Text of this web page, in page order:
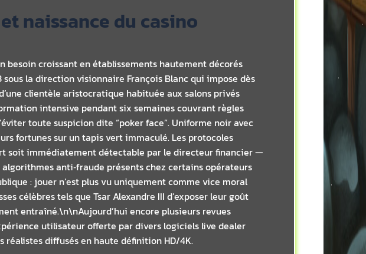
naissance du casino
besoin croissant en établissements hautement décorés
sous la direction visionnaire François Blanc qui impose dès
clientèle aristocratique habituée aux salons privés
intensive pendant six semaines couvrant règles
toute suspicion dite “poker face”. Uniforme noir avec
fortunes sur un tapis vert immaculé.​ Les protocoles
soit immédiatement détectable par le directeur financier —
anti‑fraude présents chez certains opérateurs
: jouer n’est plus vu uniquement comme vice moral
célèbres tels que Tsar Alexandre III d’exposer leur goût
entraîné.\n\nAujourd’hui encore plusieurs revues
utilisateur offerte par divers logiciels live dealer
diffusés en haute définition HD/4K.